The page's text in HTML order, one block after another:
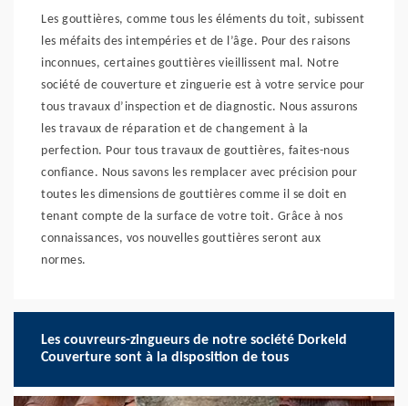
Les gouttières, comme tous les éléments du toit, subissent
les méfaits des intempéries et de l’âge. Pour des raisons
inconnues, certaines gouttières vieillissent mal. Notre
société de couverture et zinguerie est à votre service pour
tous travaux d’inspection et de diagnostic. Nous assurons
les travaux de réparation et de changement à la
perfection. Pour tous travaux de gouttières, faites-nous
confiance. Nous savons les remplacer avec précision pour
toutes les dimensions de gouttières comme il se doit en
tenant compte de la surface de votre toit. Grâce à nos
connaissances, vos nouvelles gouttières seront aux
normes.
Les couvreurs-zingueurs de notre société Dorkeld
Couverture sont à la disposition de tous